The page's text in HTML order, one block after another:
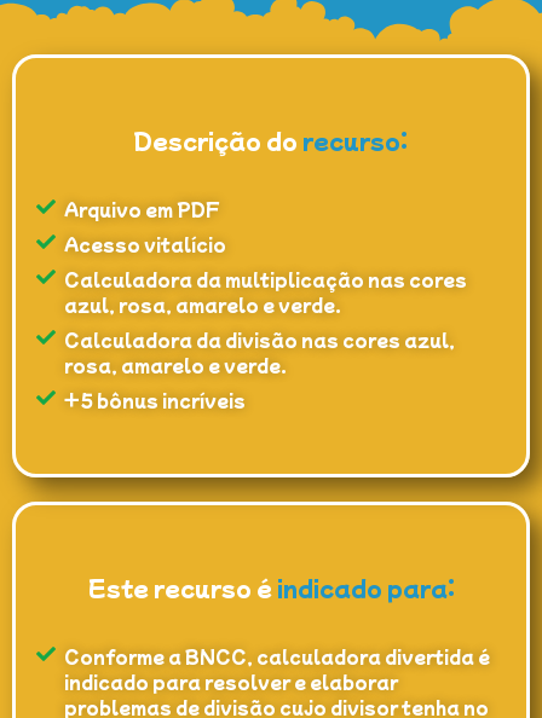
Descrição do recurso:
Arquivo em PDF
Acesso vitalício
Calculadora da multiplicação nas cores
azul, rosa, amarelo e verde.
Calculadora da divisão nas cores azul,
rosa, amarelo e verde.
+5 bônus incríveis
Este recurso é indicado para:
Conforme a BNCC, calculadora divertida é
indicado para resolver e elaborar
problemas de divisão cujo divisor tenha no